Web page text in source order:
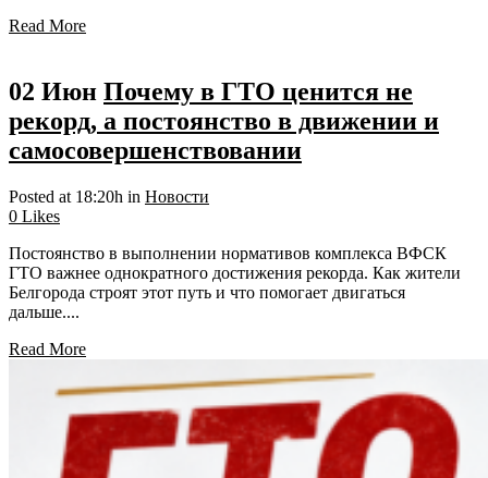
Read More
02 Июн Почему в ГТО ценится не
рекорд, а постоянство в движении и
самосовершенствовании
Posted at 18:20h in Новости
0 Likes
Постоянство в выполнении нормативов комплекса ВФСК
ГТО важнее однократного достижения рекорда. Как жители
Белгорода строят этот путь и что помогает двигаться
дальше....
Read More